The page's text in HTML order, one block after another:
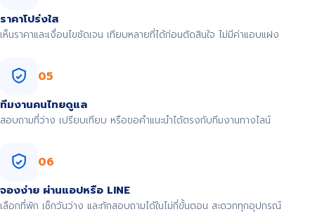
ราคาโปร่งใส
เห็นราคาและเงื่อนไขชัดเจน เทียบหลายที่ได้ก่อนตัดสินใจ ไม่มีค่าแอบแฝง
05
ทีมงานคนไทยดูแล
สอบถามที่ว่าง เปรียบเทียบ หรือขอคำแนะนำได้ตรงกับทีมงานทางไลน์
06
จองง่าย ผ่านแอปหรือ LINE
เลือกที่พัก เช็กวันว่าง และทักสอบถามได้ในไม่กี่ขั้นตอน สะดวกทุกอุปกรณ์